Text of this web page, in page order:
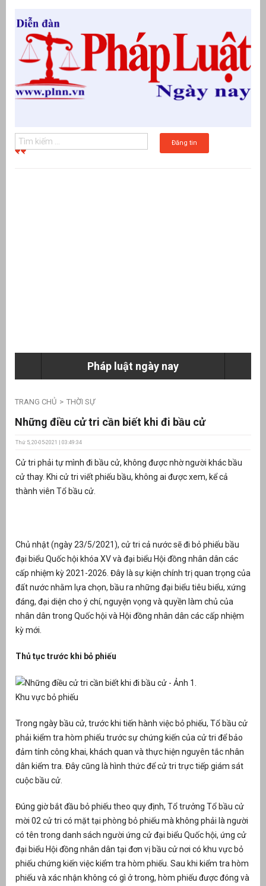
Đăng tin
Pháp luật ngày nay
TRANG CHỦ THỜI SỰ
Những điều cử tri cần biết khi đi bầu cử
Thứ 5, 20-05-2021 | 03:49:34
Cử tri phải tự mình đi bầu cử, không được nhờ người khác bầu
cử thay. Khi cử tri viết phiếu bầu, không ai được xem, kể cả
thành viên Tổ bầu cử.
Chủ nhật (ngày 23/5/2021), cử tri cả nước sẽ đi bỏ phiếu bầu
đại biểu Quốc hội khóa XV và đại biểu Hội đồng nhân dân các
cấp nhiệm kỳ 2021-2026. Đây là sự kiện chính trị quan trọng của
đất nước nhằm lựa chọn, bầu ra những đại biểu tiêu biểu, xứng
đáng, đại diện cho ý chí, nguyện vọng và quyền làm chủ của
nhân dân trong Quốc hội và Hội đồng nhân dân các cấp nhiệm
kỳ mới.
Thủ tục trước khi bỏ phiếu
Khu vực bỏ phiếu
Trong ngày bầu cử, trước khi tiến hành việc bỏ phiếu, Tổ bầu cử
phải kiểm tra hòm phiếu trước sự chứng kiến của cử tri để bảo
đảm tính công khai, khách quan và thực hiện nguyên tắc nhân
dân kiểm tra. Đây cũng là hình thức để cử tri trực tiếp giám sát
cuộc bầu cử.
Đúng giờ bắt đầu bỏ phiếu theo quy định, Tổ trưởng Tổ bầu cử
mời 02 cử tri có mặt tại phòng bỏ phiếu mà không phải là người
có tên trong danh sách người ứng cử đại biểu Quốc hội, ứng cử
đại biểu Hội đồng nhân dân tại đơn vị bầu cử nơi có khu vực bỏ
phiếu chứng kiến việc kiểm tra hòm phiếu. Sau khi kiểm tra hòm
phiếu và xác nhận không có gì ở trong, hòm phiếu được đóng và